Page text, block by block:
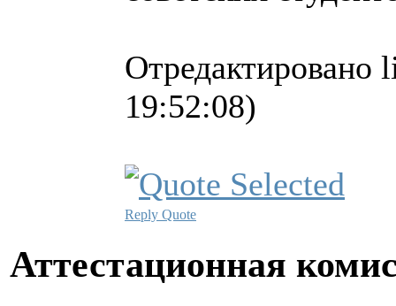
Отредактировано
19:52:08)
Reply Quote
Аттестационная